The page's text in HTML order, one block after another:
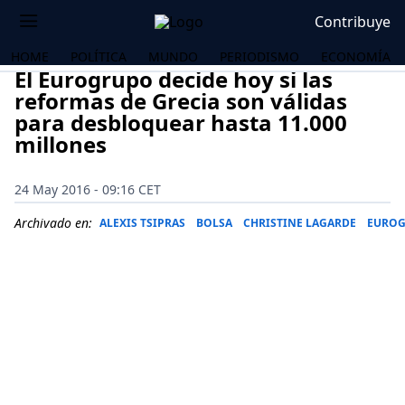
Contribuye
HOME POLÍTICA MUNDO PERIODISMO ECONOMÍA
El Eurogrupo decide hoy si las
reformas de Grecia son válidas
para desbloquear hasta 11.000
millones
24 May 2016 - 09:16 CET
Archivado en: ALEXIS TSIPRAS BOLSA CHRISTINE LAGARDE